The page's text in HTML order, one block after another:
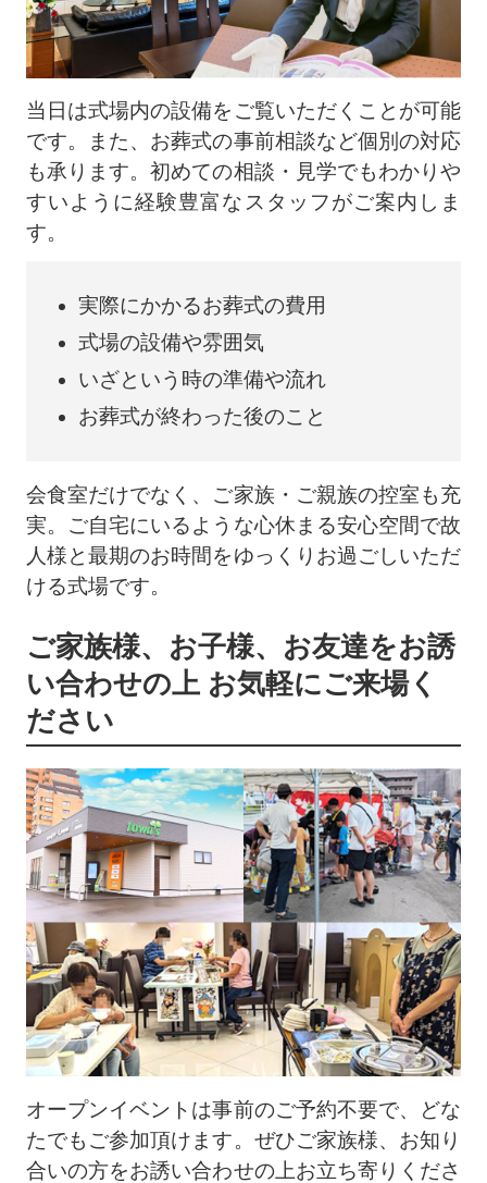
当日は式場内の設備をご覧いただくことが可能
です。また、お葬式の事前相談など個別の対応
も承ります。初めての相談・見学でもわかりや
すいように経験豊富なスタッフがご案内しま
す。
実際にかかるお葬式の費用
式場の設備や雰囲気
いざという時の準備や流れ
お葬式が終わった後のこと
会食室だけでなく、ご家族・ご親族の控室も充
実。ご自宅にいるような心休まる安心空間で故
人様と最期のお時間をゆっくりお過ごしいただ
ける式場です。
ご家族様、お子様、お友達をお誘
い合わせの上 お気軽にご来場く
ださい
オープンイベントは事前のご予約不要で、どな
たでもご参加頂けます。ぜひご家族様、お知り
合いの方をお誘い合わせの上お立ち寄りくださ